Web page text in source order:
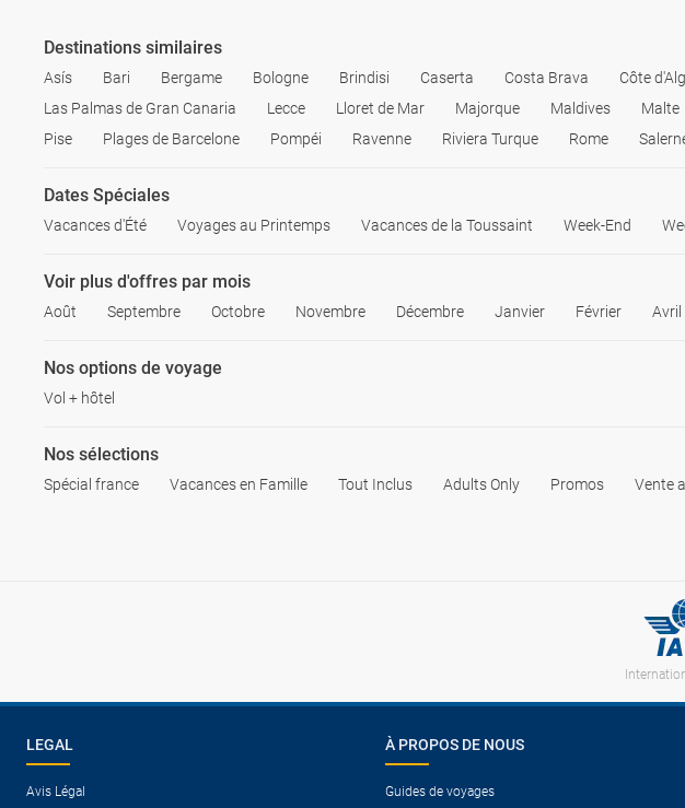
Destinations similaires
Asís Bari Bergame Bologne Brindisi Caserta Costa Brava Côte
Las Palmas de Gran Canaria
Lecce Lloret de Mar Majorque Maldives Malte
Pise
Plages de Barcelone Pompéi Ravenne Riviera Turque Rome
Dates Spéciales
Vacances d'Été Voyages au Printemps Vacances de la Toussaint Week-End
Voir plus d'offres par mois
Août Septembre Octobre Novembre Décembre Janvier Février Avril
Nos options de voyage
Vol + hôtel
Nos sélections
Spécial france Vacances en Famille Tout Inclus Adults Only Promos Vente
LEGAL
Avis Légal
À PROPOS DE NOUS
Guides de voyages